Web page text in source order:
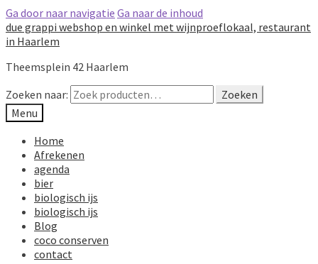
Ga door naar navigatie Ga naar de inhoud
due grappi webshop en winkel met wijnproeflokaal, restaurant
in Haarlem
Theemsplein 42 Haarlem
Zoeken naar:
Zoeken
Menu
Home
Afrekenen
agenda
bier
biologisch ijs
biologisch ijs
Blog
coco conserven
contact